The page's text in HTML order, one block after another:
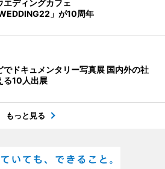
エディングカフェ
」が10周年
でドキュメンタリー写真展 国内外の社
る10人出展
もっと見る